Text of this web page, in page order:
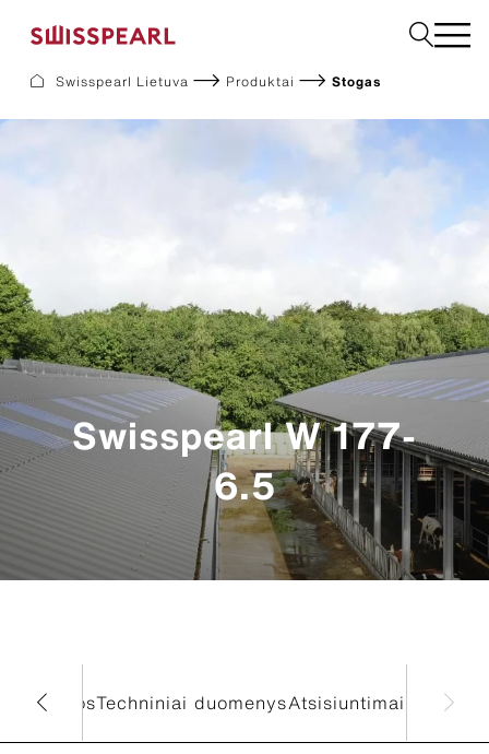
Įmonė
Paslaugos
Įkvėpimui
Tvarumas
Fasadas
Interjeras
Swisspearl Lietuva Produktai Stogas
Swisspearl W 177-
6.5
SpalvosTechniniai duomenysAtsisiuntimai